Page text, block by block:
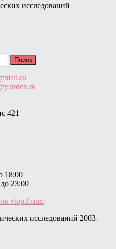
исследований
421
18:00
23:00
vtop3.com
исследований ‎2003-